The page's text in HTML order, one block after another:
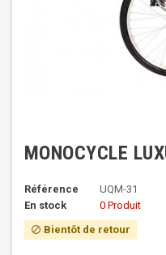
MONOCYCLE
Référence
UQM-31
En stock
0 Produit
block Bientôt de retour